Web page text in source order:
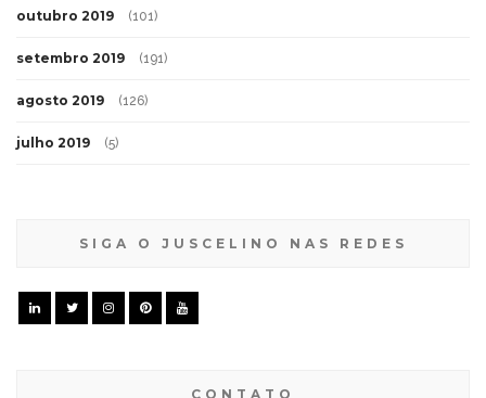
outubro 2019 (101)
setembro 2019 (191)
agosto 2019 (126)
julho 2019 (5)
SIGA O JUSCELINO NAS REDES
CONTATO